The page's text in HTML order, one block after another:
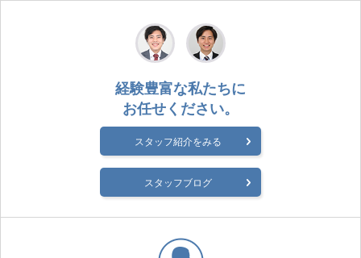
経験豊富な私たちに
お任せください。
スタッフ紹介をみる
スタッフブログ